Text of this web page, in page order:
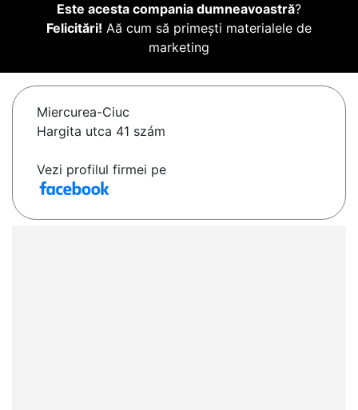
Este acesta compania dumneavoastră?
Felicitări! Aă cum să primești materialele de
marketing
Miercurea-Ciuc
Hargita utca 41 szám
Vezi profilul firmei pe